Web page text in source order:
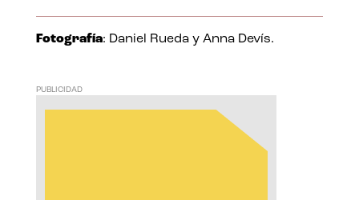
Fotografía: Daniel Rueda y Anna Devís.
PUBLICIDAD